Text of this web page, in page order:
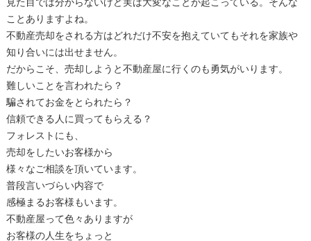
ことありますよね。
不動産売却をされる方はどれだけ不安を抱えていてもそれを家族や
知り合いには出せません。
だからこそ、売却しようと不動産屋に行くのも勇気がいります。
難しいことを言われたら？
騙されてお金をとられたら？
信頼できる人に買ってもらえる？
フォレストにも、
売却をしたいお客様から
様々なご相談を頂いています。
普段言いづらい内容で
感極まるお客様もいます。
不動産屋って色々ありますが
お客様の人生をちょっと